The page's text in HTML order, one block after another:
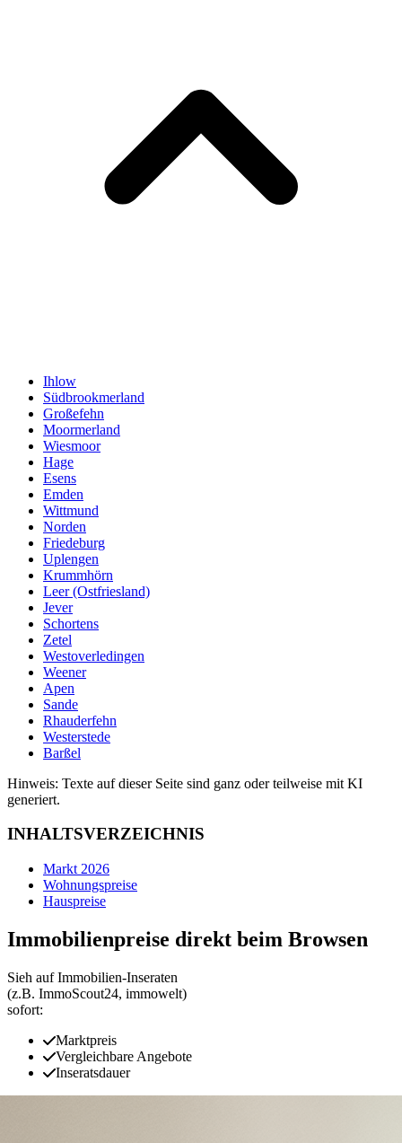
Ihlow
Südbrookmerland
Großefehn
Moormerland
Wiesmoor
Hage
Esens
Emden
Wittmund
Norden
Friedeburg
Uplengen
Krummhörn
Leer (Ostfriesland)
Jever
Schortens
Zetel
Westoverledingen
Weener
Apen
Sande
Rhauderfehn
Westerstede
Barßel
Hinweis: Texte auf dieser Seite sind ganz oder teilweise mit KI
generiert.
INHALTSVERZEICHNIS
Markt 2026
Wohnungspreise
Hauspreise
Immobilienpreise direkt beim Browsen
Sieh auf Immobilien‑Inseraten
(z.B. ImmoScout24, immowelt)
sofort:
Marktpreis
Vergleichbare Angebote
Inseratsdauer